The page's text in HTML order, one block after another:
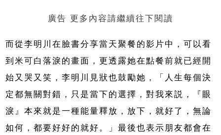
廣告 更多內容請繼續往下閱讀
而從李明川在臉書分享當天聚餐的影片中，可以看
到米可白落淚的畫面，更透露她在點餐前就已經開
始又哭又笑，李明川見狀也鼓勵她，「人生每個決
定都無關對錯，只是當下的選擇，對我來説，『眼
淚』本來就是一種能量釋放，放下，就好了，無論
如何，都要好好的就好。」最後也表示朋友都會在